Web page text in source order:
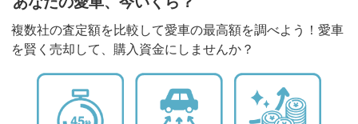
複数社の査定額を比較して愛車の最高額を調べよう！愛車
を賢く売却して、購入資金にしませんか？